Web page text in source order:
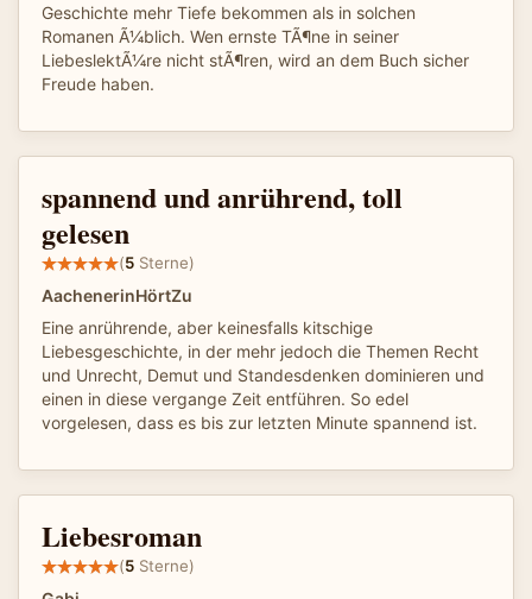
Geschichte mehr Tiefe bekommen als in solchen
Romanen Ã¼blich. Wen ernste TÃ¶ne in seiner
LiebeslektÃ¼re nicht stÃ¶ren, wird an dem Buch sicher
Freude haben.
spannend und anrührend, toll
gelesen
(5 Sterne)
AachenerinHörtZu
Eine anrührende, aber keinesfalls kitschige
Liebesgeschichte, in der mehr jedoch die Themen Recht
und Unrecht, Demut und Standesdenken dominieren und
einen in diese vergange Zeit entführen. So edel
vorgelesen, dass es bis zur letzten Minute spannend ist.
Liebesroman
(5 Sterne)